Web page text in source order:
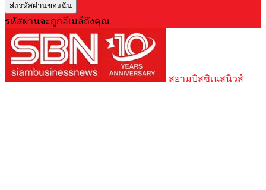
รหัสผ่านจะถูกอีเมล์ถึงคุณ
สยามบิสซิเนสนิวส์